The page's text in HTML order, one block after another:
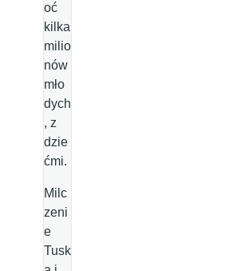
oć
kilka
milio
nów
mło
dych
, z
dzie
ćmi.
Milc
zeni
e
Tusk